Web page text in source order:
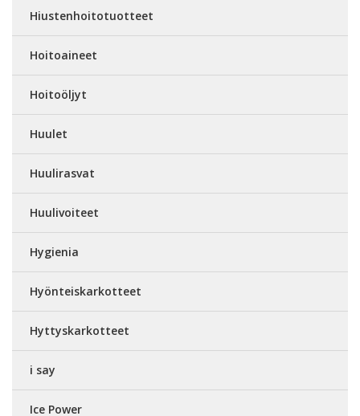
Hiustenhoitotuotteet
Hoitoaineet
Hoitoöljyt
Huulet
Huulirasvat
Huulivoiteet
Hygienia
Hyönteiskarkotteet
Hyttyskarkotteet
i say
Ice Power